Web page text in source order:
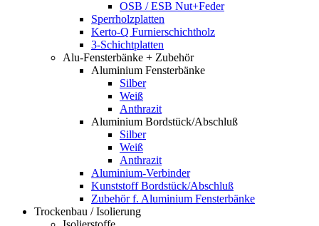
OSB / ESB Nut+Feder
Sperrholzplatten
Kerto-Q Furnierschichtholz
3-Schichtplatten
Alu-Fensterbänke + Zubehör
Aluminium Fensterbänke
Silber
Weiß
Anthrazit
Aluminium Bordstück/Abschluß
Silber
Weiß
Anthrazit
Aluminium-Verbinder
Kunststoff Bordstück/Abschluß
Zubehör f. Aluminium Fensterbänke
Trockenbau / Isolierung